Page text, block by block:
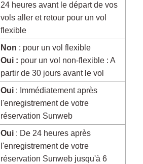
24 heures avant le départ de vos
vols aller et retour pour un vol
flexible
Non : pour un vol flexible
Oui : pour un vol non-flexible : A
partir de 30 jours avant le vol
Oui : Immédiatement après
l'enregistrement de votre
réservation Sunweb
Oui : De 24 heures après
l'enregistrement de votre
réservation Sunweb jusqu'à 6